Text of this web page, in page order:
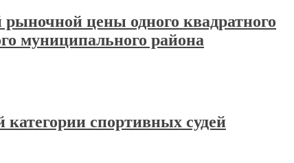
рыночной цены одного квадратного
муниципального района
спортивных судей